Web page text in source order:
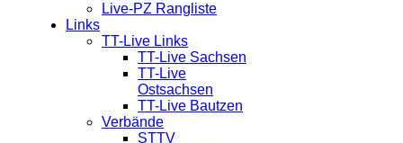
Live-PZ Rangliste
Links
TT-Live Links
TT-Live Sachsen
TT-Live
Ostsachsen
TT-Live Bautzen
Verbände
STTV